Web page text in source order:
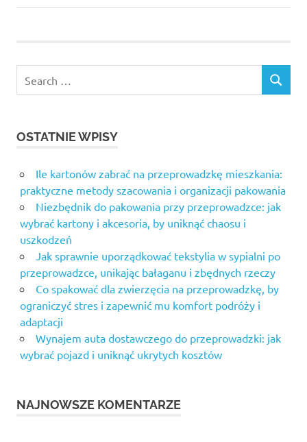
for:
SEARCH
OSTATNIE WPISY
Ile kartonów zabrać na przeprowadzkę mieszkania:
praktyczne metody szacowania i organizacji pakowania
Niezbędnik do pakowania przy przeprowadzce: jak
wybrać kartony i akcesoria, by uniknąć chaosu i
uszkodzeń
Jak sprawnie uporządkować tekstylia w sypialni po
przeprowadzce, unikając bałaganu i zbędnych rzeczy
Co spakować dla zwierzęcia na przeprowadzkę, by
ograniczyć stres i zapewnić mu komfort podróży i
adaptacji
Wynajem auta dostawczego do przeprowadzki: jak
wybrać pojazd i uniknąć ukrytych kosztów
NAJNOWSZE KOMENTARZE